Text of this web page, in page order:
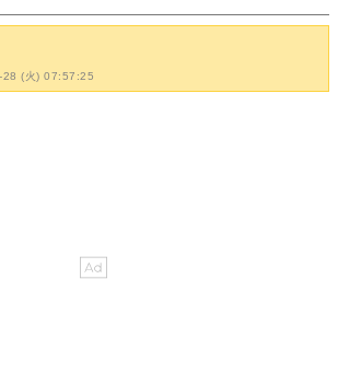
(火) 07:57:25